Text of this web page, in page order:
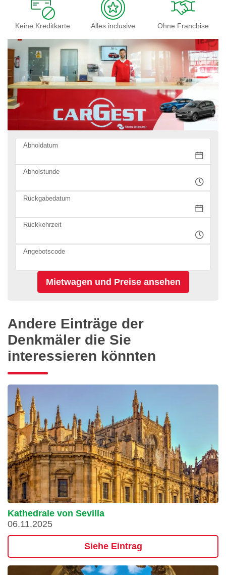
Keine Kreditkarte Alles inclusive Ohne Franchise
Abholdatum
Abholstunde
Rückgabedatum
Rückkehrzeit
Angebotscode
Andere Einträge der
Denkmäler die Sie
interessieren könnten
Kathedrale von Sevilla
06.11.2025
Siehe Eintrag